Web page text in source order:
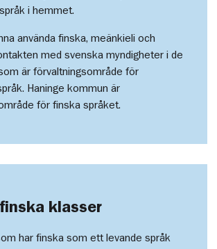
i hemmet.
använda finska, meänkieli och
med svenska myndigheter i de
är förvaltningsområde för
Haninge kommun är
för finska språket.
klasser
har finska som ett levande språk